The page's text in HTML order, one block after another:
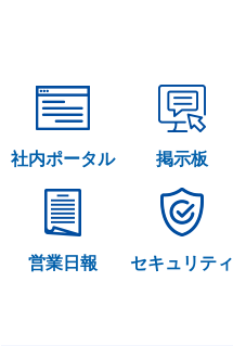
社内ポータル 掲示板
営業日報 セキュリティ